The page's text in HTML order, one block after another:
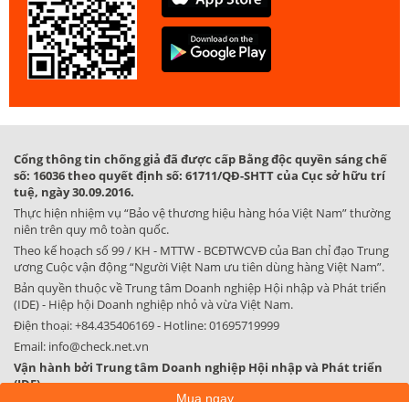
Cổng thông tin chống giả đã được cấp Bằng độc quyền sáng chế
số: 16036 theo quyết định số: 61711/QĐ-SHTT của Cục sở hữu trí
tuệ, ngày 30.09.2016.
Thực hiện nhiệm vụ “Bảo vệ thương hiệu hàng hóa Việt Nam” thường
niên trên quy mô toàn quốc.
Theo kế hoạch số 99 / KH - MTTW - BCĐTWCVĐ của Ban chỉ đạo Trung
ương Cuộc vận động “Người Việt Nam ưu tiên dùng hàng Việt Nam”.
Bản quyền thuộc về Trung tâm Doanh nghiệp Hội nhập và Phát triển
(IDE) - Hiệp hội Doanh nghiệp nhỏ và vừa Việt Nam.
Điện thoại:+84.435406169- Hotline:01695719999
Email: info@check.net.vn
Vận hành bởi Trung tâm Doanh nghiệp Hội nhập và Phát triển
(IDE)